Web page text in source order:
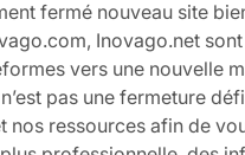
fermé nouveau site
Inovago.net
vers une nouvelle
pas une fermeture
nos ressources afin de